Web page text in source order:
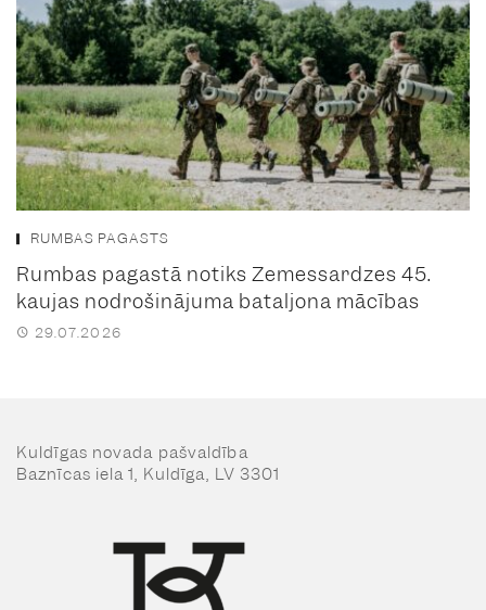
RUMBAS PAGASTS
Rumbas pagastā notiks Zemessardzes 45.
kaujas nodrošinājuma bataljona mācības
29.07.2026
Kuldīgas novada pašvaldība
Baznīcas iela 1, Kuldīga, LV 3301